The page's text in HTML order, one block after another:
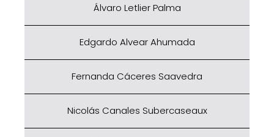
Álvaro Letlier Palma
Edgardo Alvear Ahumada
Fernanda Cáceres Saavedra
Nicolás Canales Subercaseaux